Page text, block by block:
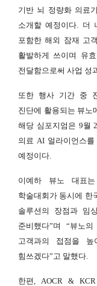
기반 뇌 정량화 의료
소개할 예정이다. 더
포함한 해외 잠재 고
활발하게 쓰이며 유
전달함으로써 사업 성
또한 행사 기간 중
진단에 활용되는 뷰노
해당 심포지엄은 9월
의료 AI 얼라이언스
예정이다.
이예하 뷰노 대표
학술대회가 동시에 한
솔루션의 장점과 임
준비했다”며 “뷰노
고객과의 접점을
힘쓰겠다”고 말했다.
한편, AOCR &